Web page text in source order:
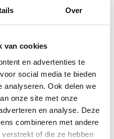
Over
van cookies
en advertenties te
social media te bieden
analyseren. Ook delen we
onze site met onze
en analyse. Deze
combineren met andere
of die ze hebben
naar het oosten
kloof en was
voor iedereen
Het is
maar later is
met vele